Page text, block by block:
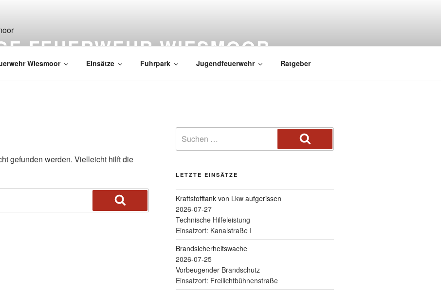
FEUERWEHR WIESMOOR
Wiesmoor Einsätze Fuhrpark Jugendfeuerwehr Ratgeber
gefunden werden. Vielleicht hilft die
LETZTE EINSÄTZE
Kraftstofftank von Lkw aufgerissen
2026-07-27
Technische Hilfeleistung
Einsatzort: Kanalstraße I
Brandsicherheitswache
2026-07-25
Vorbeugender Brandschutz
Einsatzort: Freilichtbühnenstraße